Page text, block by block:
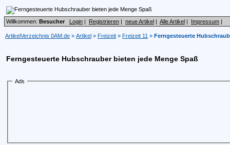
Willkommen: Besucher Login | Registrieren | neue Artikel | Alle Artikel | Impressum |
ArtikelVerzeichnis 0AM.de » Artikel » Freizeit » Freizeit 11 » Ferngesteuerte
Ferngesteuerte Hubschrauber bieten jede Menge Spaß
Ads